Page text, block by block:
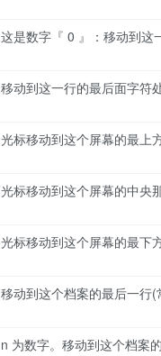
这是数字『 0 』：移动到这
移动到这一行的最后面字符
光标移动到这个屏幕的最上
光标移动到这个屏幕的中央
光标移动到这个屏幕的最下
移动到这个档案的最后一行(
n 为数字。移动到这个档案